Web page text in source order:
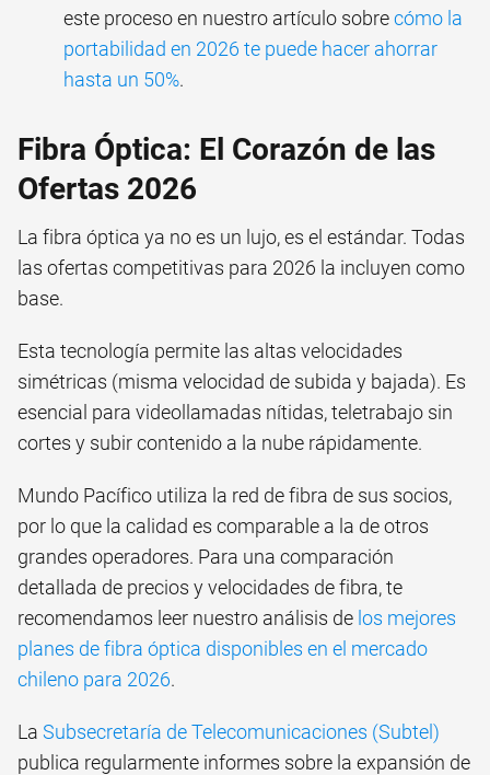
este proceso en nuestro artículo sobrecómo la
portabilidad en 2026 te puede hacer ahorrar
hasta un 50%.
Fibra Óptica: El Corazón de las
Ofertas 2026
La fibra óptica ya no es un lujo, es el estándar. Todas
las ofertas competitivas para 2026 la incluyen como
base.
Esta tecnología permite las altas velocidades
simétricas (misma velocidad de subida y bajada). Es
esencial para videollamadas nítidas, teletrabajo sin
cortes y subir contenido a la nube rápidamente.
Mundo Pacífico utiliza la red de fibra de sus socios,
por lo que la calidad es comparable a la de otros
grandes operadores. Para una comparación
detallada de precios y velocidades de fibra, te
recomendamos leer nuestro análisis de los mejores
planes de fibra óptica disponibles en el mercado
chileno para 2026.
La Subsecretaría de Telecomunicaciones (Subtel)
publica regularmente informes sobre la expansión de